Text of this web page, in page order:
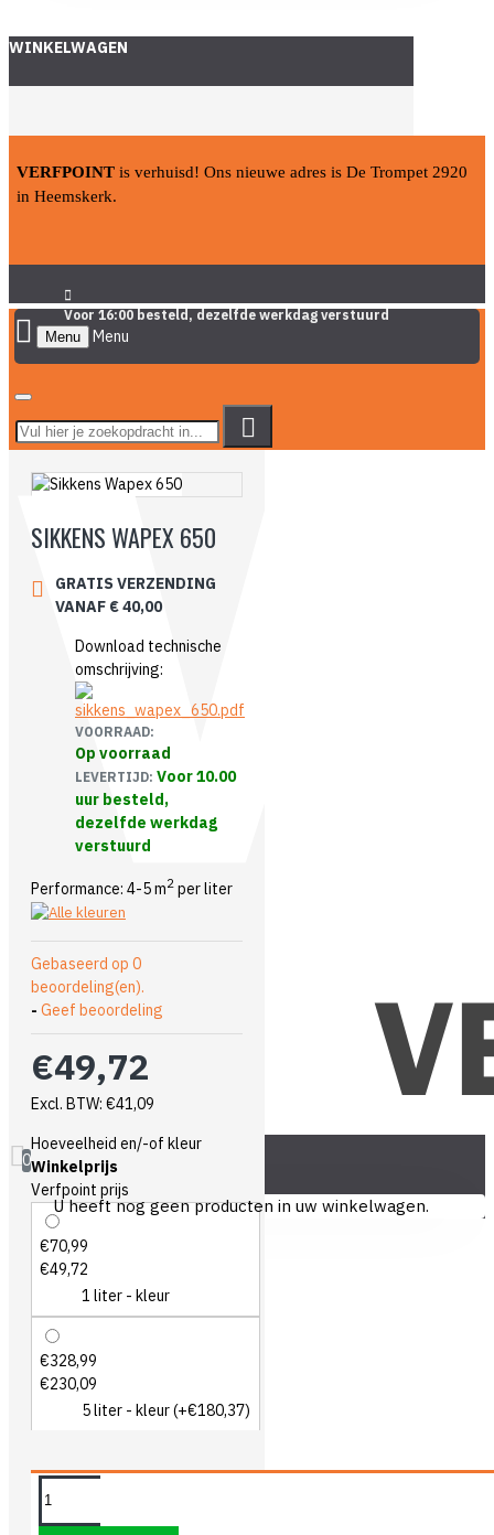
WINKELWAGEN
VERFPOINT is verhuisd! Ons nieuwe adres is De Trompet 2920
in Heemskerk.
Voor 16:00 besteld, dezelfde werkdag verstuurd
Menu
0
U heeft nog geen producten in uw winkelwagen.
SIKKENS WAPEX 650
GRATIS VERZENDING
VANAF € 40,00
Download technische
omschrijving:
VOORRAAD:
Op voorraad
LEVERTIJD: Voor 10.00
uur besteld,
dezelfde werkdag
verstuurd
Performance: 4-5 m2 per liter
Gebaseerd op 0
beoordeling(en).
- Geef beoordeling
€49,72
Excl. BTW: €41,09
Hoeveelheid en/-of kleur
Winkelprijs
Verfpoint prijs
€70,99
€49,72
1 liter - kleur
€328,99
€230,09
5 liter - kleur(+€180,37)